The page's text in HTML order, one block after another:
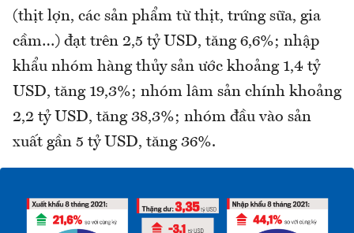
(thịt lợn, các sản phẩm từ thịt, trứng sữa, gia
cầm…) đạt trên 2,5 tỷ USD, tăng 6,6%; nhập
khẩu nhóm hàng thủy sản ước khoảng 1,4 tỷ
USD, tăng 19,3%; nhóm lâm sản chính khoảng
2,2 tỷ USD, tăng 38,3%; nhóm đầu vào sản
xuất gần 5 tỷ USD, tăng 36%.